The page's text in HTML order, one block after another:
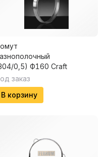
0,5) Ф160 Craft
заказ
В корзину